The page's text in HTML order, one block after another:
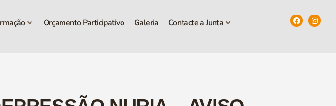
Orçamento Participativo Galeria Contacte a Junta